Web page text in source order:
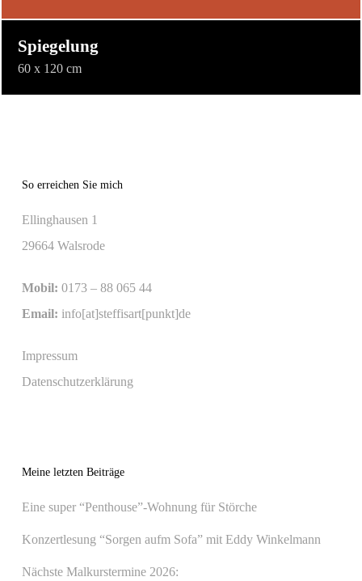
Spiegelung
60 x 120 cm
So erreichen Sie mich
Ellinghausen 1
29664 Walsrode
Mobil: 0173 – 88 065 44
Email: info[at]steffisart[punkt]de
Impressum
Datenschutzerklärung
Meine letzten Beiträge
Eine super “Penthouse”-Wohnung für Störche
Konzertlesung “Sorgen aufm Sofa” mit Eddy Winkelmann
Nächste Malkurstermine 2026: